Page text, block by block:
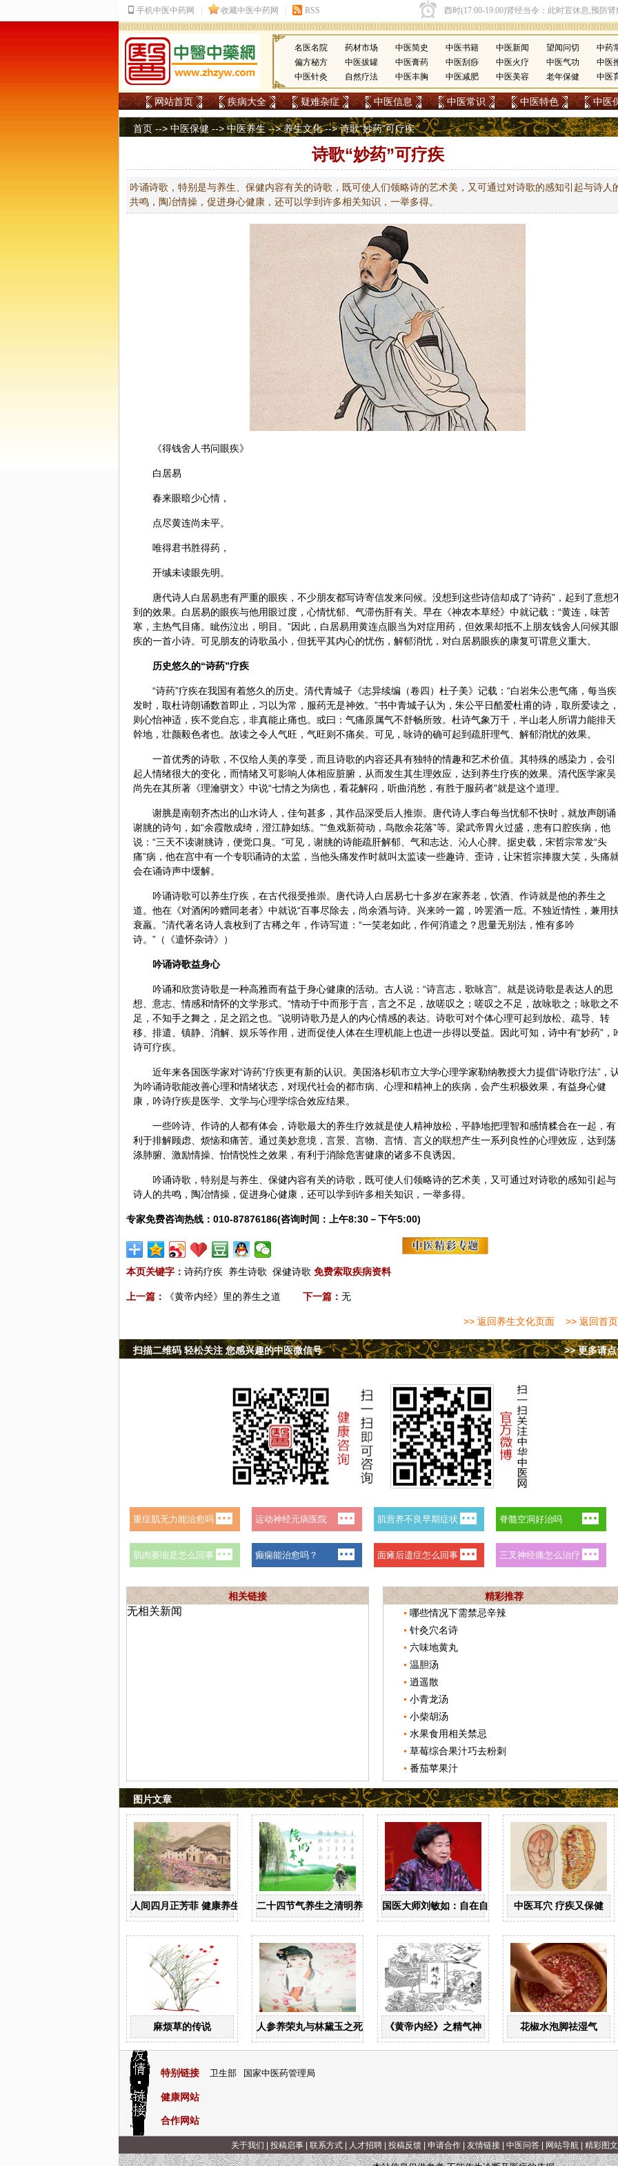
名医名院 药材市场 中医简史 中医书籍 中医新闻 望闻问切
中药
偏方秘方
中医拔罐 中医膏药 中医刮痧 中医火疗 中医气功
中医
中医针灸
自然疗法 中医丰胸 中医减肥 中医美容 老年保健 中医
网站首页 疾病大全 疑难杂症 中医信息 中医常识 中医特色 中医
首页 -->中医保健 -->中医养生-->养生文化--> 诗歌“妙药”可疗疾
诗歌“妙药”可疗疾
吟诵诗歌，特别是与养生、保健内容有关的诗歌，既可使人们领略诗的艺术美，又可通过对诗歌的感知引起与诗人
共鸣，陶冶情操，促进身心健康，还可以学到许多相关知识，一举多得。
《得钱舍人书问眼疾》
白居易
春来眼暗少心情，
点尽黄连尚未平。
唯得君书胜得药，
开缄未读眼先明。
唐代诗人白居易患有严重的眼疾，不少朋友都写诗寄信发来问候。没想到这些诗信却成了“诗药”，起到了意想
到的效果。白居易的眼疾与他用眼过度，心情忧郁、气滞伤肝有关。早在《神农本草经》中就记载：“黄连，味苦
寒，主热气目痛。眦伤泣出，明目。”因此，白居易用黄连点眼当为对症用药，但效果却抵不上朋友钱舍人问候其
疾的一首小诗。可见朋友的诗歌虽小，但抚平其内心的忧伤，解郁消忧，对白居易眼疾的康复可谓意义重大。
历史悠久的“诗药”疗疾
“诗药”疗疾在我国有着悠久的历史。清代青城子《志异续编（卷四）杜子美》记载：“白岩朱公患气痛，每当疾
发时，取杜诗朗诵数首即止，习以为常，服药无是神效。”书中青城子认为，朱公平日酷爱杜甫的诗，取所爱读之
则心怡神适，疾不觉自忘，非真能止痛也。或曰：气痛原属气不舒畅所致。杜诗气象万千，半山老人所谓力能排天
幹地，壮颜毅色者也。故读之令人气旺，气旺则不痛矣。可见，咏诗的确可起到疏肝理气、解郁消忧的效果。
一首优秀的诗歌，不仅给人美的享受，而且诗歌的内容还具有独特的情趣和艺术价值。其特殊的感染力，会引
起人情绪很大的变化，而情绪又可影响人体相应脏腑，从而发生其生理效应，达到 养生疗疾的效果。清代医学家吴
尚先在其所著《理瀹骈文》中说“七情之为病也，看花解闷，听曲消愁，有胜于服药者”就是这个道理。
谢脁是南朝齐杰出的山水诗人，佳句甚多，其作品深受后人推崇。唐代诗人李白每当忧郁不快时，就放声朗诵
谢朓的诗句，如“余霞散成绮，澄江静如练。”“鱼戏新荷动，鸟散余花落”等。梁武帝胃火过盛，患有口腔疾病，他
说：“三天不读谢朓诗，便觉口臭。”可见，谢朓的诗能疏肝解郁、气和志达、沁人心脾。据史载，宋哲宗常发“头
痛”病，他在宫中有一个专职诵诗的太监，当他头痛发作时就叫太监读一些趣诗、歪诗，让宋哲宗捧腹大笑，头痛
会在诵诗声中缓解。
吟诵诗歌可以养生疗疾，在古代很受推崇。唐代诗人白居易七十多岁在家养老 ，饮酒、作诗就是他的养生之
道。他在《对酒闲吟赠同老者》中就说“百事尽除去，尚余酒与诗。兴来吟一篇，吟罢酒一卮。不独近情性，兼用
衰羸。”清代著名诗人袁枚到了古稀之年，作诗写道：“一笑老如此，作何消遣之？思量无别法，惟有多吟
诗。”（《遣怀杂诗》）
吟诵诗歌益身心
吟诵和欣赏诗歌是一种高雅而有益于身心健康的活动。古人说：“诗言志，歌咏言”。就是说诗歌是表达人的思
想、意志、情感和情怀的文学形式。“情动于中而形于言，言之不足，故嗟叹之；嗟叹之不足，故咏歌之；咏歌之
足，不知手之舞之，足之蹈之也。”说明诗歌乃是人的内心情感的表达。诗歌可对个体心理可起到放松、疏导、转
移、排遣、镇静、消解、娱乐等作用，进而促使人体在生理机能上也进一步得以受益。因此可知，诗中有“妙药”，
诗可疗疾。
近年来各国医学家对“诗药”疗疾更有新的认识。美国洛杉矶市立大学心理学家勒纳教授大力提倡“诗歌疗法”，
为吟诵诗歌能改善心理和情绪状态，对现代社会的都市病、心理和精神上的疾病，会产生积极效果，有益身心健
康，吟诗疗疾是医学、文学与心理学综合效应结果。
一些吟诗、作诗的人都有体会，诗歌最大的养生疗效就是使人精神放松，平静地把理智和感情糅合在一起，有
利于排解顾虑、烦恼和痛苦。通过美妙意境，言景、言物、言情、言义的联想产生一系列良性的心理效应，达到荡
涤肺腑、激励情操、怡情悦性之效果，有利于消除危害健康的诸多不良诱因。
吟诵诗歌，特别是与养生、 保健内容有关的诗歌，既可使人们领略诗的艺术美，又可通过对诗歌的感知引起与
诗人的共鸣，陶冶情操，促进身心健康，还可以学到许多相关知识，一举多得。
专家免费咨询热线：010-87876186(咨询时间：上午8:30－下午5:00)
本页关键字： 诗药疗疾 养生诗歌 保健诗歌 免费索取疾病资料
上一篇： 《黄帝内经》里的养生之道 下一篇： 无
>> 返回养生文化页面 >> 返回首页
>> 更多请
扫描二维码 轻松关注 您感兴趣的中医微信号
相关链接
无相关新闻
精彩推荐
哪些情况下需禁忌辛辣
针灸穴名诗
六味地黄丸
温胆汤
逍遥散
小青龙汤
小柴胡汤
水果食用相关禁忌
草莓综合果汁巧去粉刺
番茄苹果汁
图片文章
人间四月正芳菲 健康养生顺时“为”二十四节气养生之清明养生 国医大师刘敏如：自在自为养身心中医耳穴 疗疾又保健
麻烦草的传说 人参养荣丸与林黛玉之死 《黄帝内经》之精气神 花椒水泡脚祛湿气
特别链接 卫生部 国家中医药管理局
健康网站
合作网站
关于我们 投稿启事| 联系方式| 人才招聘| 投稿反馈| 申请合作| 友情链接| 中医问答| 网站导航| 精彩图文